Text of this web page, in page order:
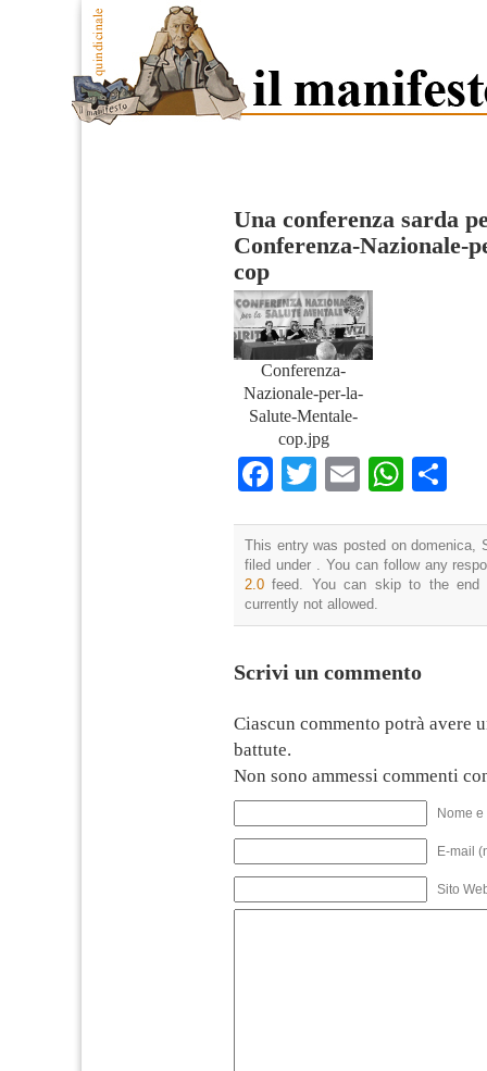
Una conferenza sarda
Conferenza-Nazionale-
cop
Conferenza-
Nazionale-per-la-
Salute-Mentale-
cop.jpg
Facebook
TwitterEmail
This entry was posted on domenica,
filed under . You can follow any
2.0 feed. You can skip to the end
currently not allowed.
Scrivi un commento
Ciascun commento potrà avere
battute.
Non sono ammessi commenti
Nome
E-mail
Sito